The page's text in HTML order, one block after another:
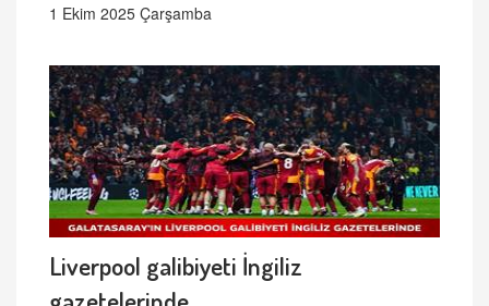
1 Ekim 2025 Çarşamba
Liverpool galibiyeti İngiliz